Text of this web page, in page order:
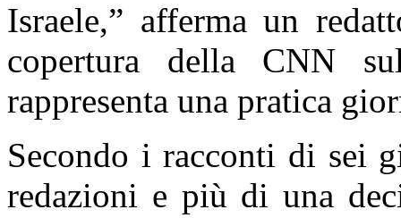
Israele,” afferma un
copertura della CNN
rappresenta una pratica
Secondo i racconti di sei
redazioni e più di una